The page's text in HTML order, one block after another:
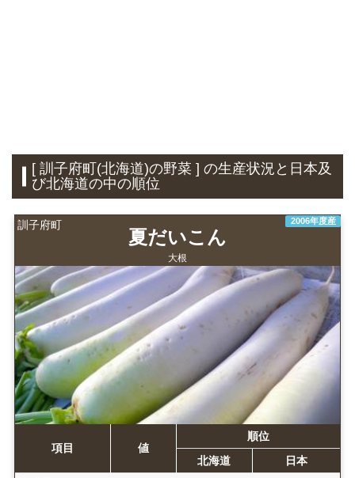
[ 訓子府町(北海道)の野菜 ] の生産状況と日本及
び北海道の中の順位
訓子府町 2006年度産
夏だいこん
大根
項目 値
順位
北海道
日本